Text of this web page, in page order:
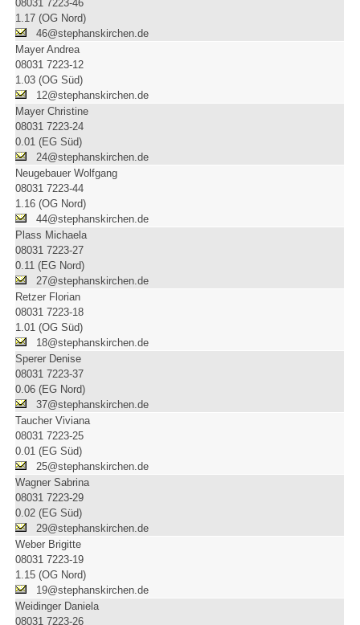
08031 7223-46
1.17 (OG Nord)
46@stephanskirchen.de
Mayer Andrea
08031 7223-12
1.03 (OG Süd)
12@stephanskirchen.de
Mayer Christine
08031 7223-24
0.01 (EG Süd)
24@stephanskirchen.de
Neugebauer Wolfgang
08031 7223-44
1.16 (OG Nord)
44@stephanskirchen.de
Plass Michaela
08031 7223-27
0.11 (EG Nord)
27@stephanskirchen.de
Retzer Florian
08031 7223-18
1.01 (OG Süd)
18@stephanskirchen.de
Sperer Denise
08031 7223-37
0.06 (EG Nord)
37@stephanskirchen.de
Taucher Viviana
08031 7223-25
0.01 (EG Süd)
25@stephanskirchen.de
Wagner Sabrina
08031 7223-29
0.02 (EG Süd)
29@stephanskirchen.de
Weber Brigitte
08031 7223-19
1.15 (OG Nord)
19@stephanskirchen.de
Weidinger Daniela
08031 7223-26